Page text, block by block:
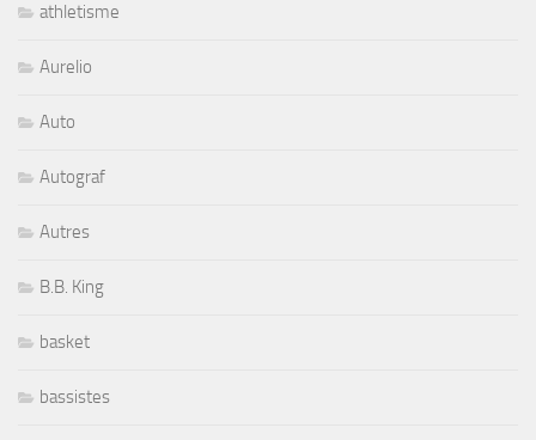
athletisme
Aurelio
Auto
Autograf
Autres
B.B. King
basket
bassistes